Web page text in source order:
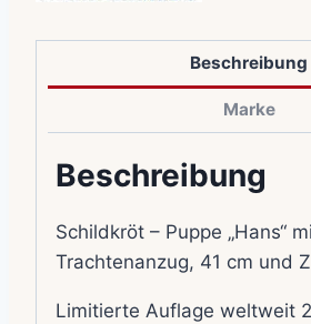
Beschreibung
Marke
Beschreibung
Schildkröt – Puppe „Hans“
Trachtenanzug, 41 cm und
Limitierte Auflage weltweit